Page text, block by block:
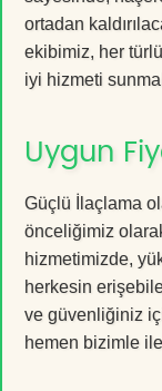
ortadan
ekibimiz, her
iyi hizmeti
Uygun
Güçlü İlaçlama
önceliğimiz
hizmetimizde,
herkesin
ve güvenliğiniz
hemen bizimle